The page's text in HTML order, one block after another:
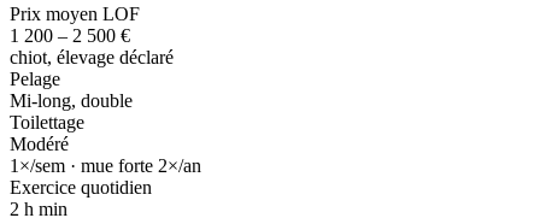
Prix moyen LOF
1 200 – 2 500 €
chiot, élevage déclaré
Pelage
Mi-long, double
Toilettage
Modéré
1×/sem · mue forte 2×/an
Exercice quotidien
2 h min